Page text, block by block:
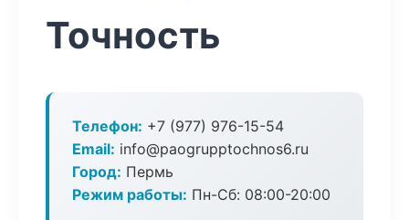
Точность
Телефон: +7 (977) 976-15-54
Email: info@paogrupptochnos6.ru
Город: Пермь
Режим работы: Пн-Сб: 08:00-20:00